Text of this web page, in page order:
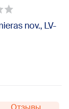
nov., LV-